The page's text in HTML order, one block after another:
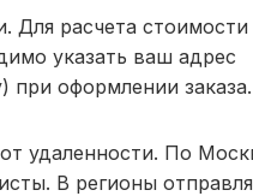
Для расчета стоимости
указать ваш адрес
при оформлении заказа.
удаленности. По
В регионы